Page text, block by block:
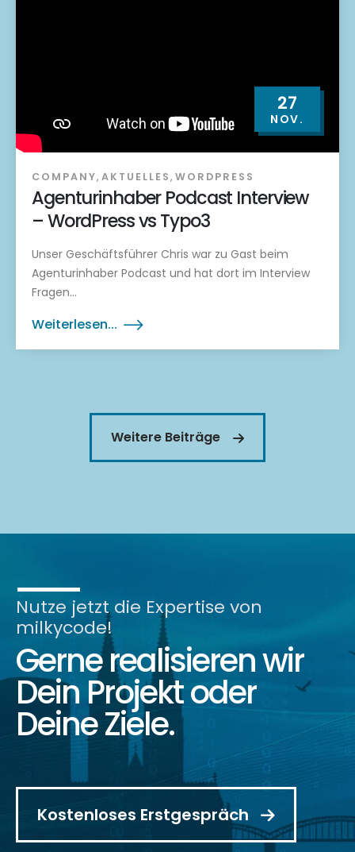
27
NOV.
COMPANY, AKTUELLES, WORDPRESS
Agenturinhaber Podcast Interview
– WordPress vs Typo3
Unser Geschäftsführer Chris war zu Gast beim
Agenturinhaber Podcast und hat dort im Interview
Fragen...
Weiterlesen...
Weitere Beiträge
Nutze jetzt die Expertise von
milkycode!
Gerne realisieren wir
Dein Projekt oder
Deine Ziele.
Kostenloses Erstgespräch